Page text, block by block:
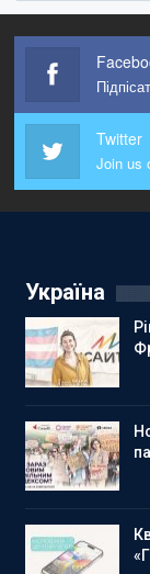
Twitter
Join us
Україна